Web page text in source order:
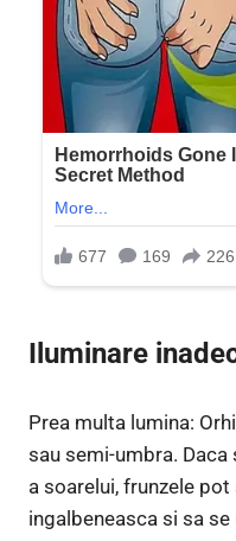
Iluminare
Prea multa lumina:
sau semi-umbra.
a soarelui, frunzele
ingalbeneasca si sa se